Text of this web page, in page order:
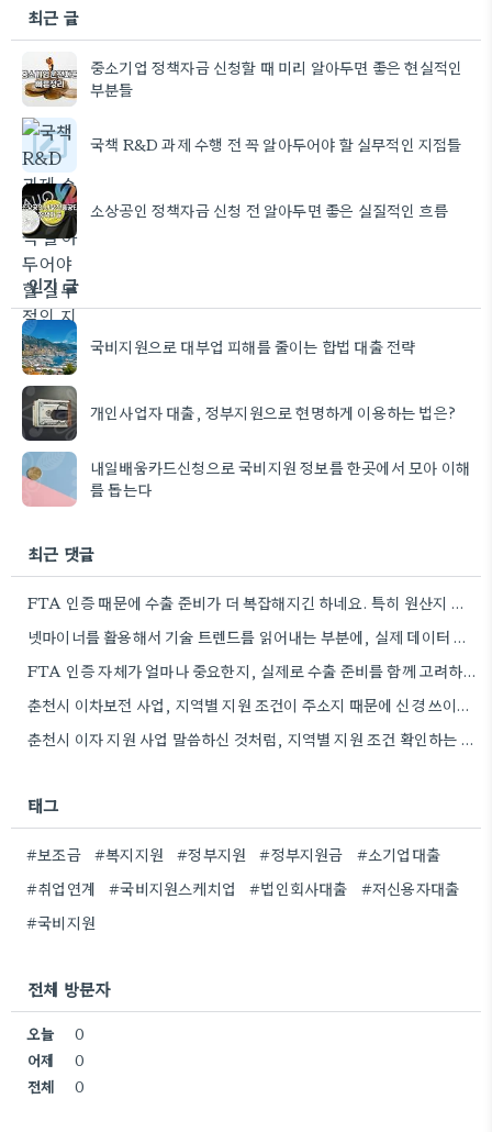
최근 글
중소기업 정책자금 신청할 때 미리 알아두면 좋은 현실적인
부분들
국책 R&D 과제 수행 전 꼭 알아두어야 할 실무적인 지점들
소상공인 정책자금 신청 전 알아두면 좋은 실질적인 흐름
인기 글
국비지원으로 대부업 피해를 줄이는 합법 대출 전략
개인사업자 대출, 정부지원으로 현명하게 이용하는 법은?
내일배움카드신청으로 국비지원 정보를 한곳에서 모아 이해
를 돕는다
최근 댓글
FTA 인증 때문에 수출 준비가 더 복잡해지긴 하네요. 특히 원산지 관리의 중요성을 놓치면, 해외 시장에서…
넷마이너를 활용해서 기술 트렌드를 읽어내는 부분에, 실제 데이터 수집 과정에서 생기는 노이즈까지 고려하면 더 복잡해질…
FTA 인증 자체가 얼마나 중요한지, 실제로 수출 준비를 함께 고려하는 경우가 많지 않네요.
춘천시 이차보전 사업, 지역별 지원 조건이 주소지 때문에 신경 쓰이는 부분인데, 사업지 관할 기관을 미리…
춘천시 이자 지원 사업 말씀하신 것처럼, 지역별 지원 조건 확인하는 게 정말 중요하네요. 저희 동네에서는…
태그
#보조금 #복지지원 #정부지원 #정부지원금
#소기업대출
#취업연계
#국비지원스케치업 #법인회사대출
#저신용자대출
#국비지원
전체 방문자
오늘
0
어제
0
전체
0